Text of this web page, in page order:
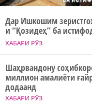
ХАБАРИ РӮЗ
Дар Ишкошим
и “Қозидеҳ” ба
ХАБАРИ РӮЗ
Шаҳрвандону
миллион амалиёти
додаанд